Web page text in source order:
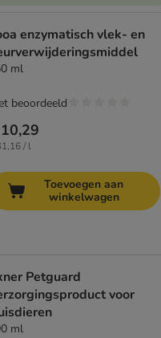
enzymatisch vlek- en
ml
/ l
beoordeeld
Toevoegen aan
winkelwagen
Petguard
voor
ml